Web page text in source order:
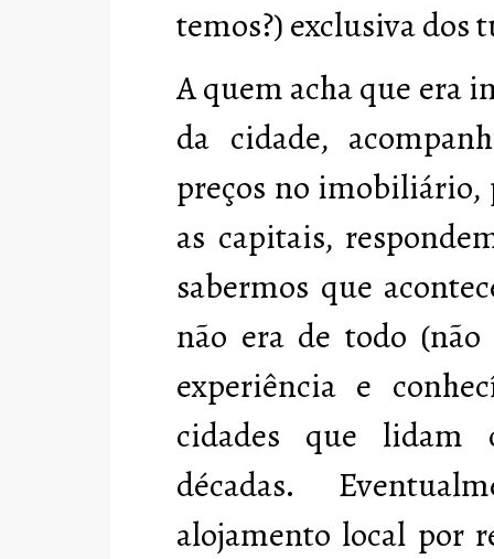
temos?) exclusiva dos
A quem acha que era
da cidade,
preços no imobiliário,
as capitais,
sabermos que
não era de todo
experiência e
cidades que lidam
décadas.
alojamento local por